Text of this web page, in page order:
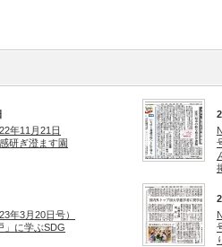
年11月21日
研ぎ澄ます園
年3月20日号）
」に学ぶSDG